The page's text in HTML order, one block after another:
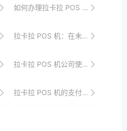
如何办理拉卡拉 POS 机，让生意收款无忧？有妙招
拉卡拉 POS 机：在未来物联网支付网络中的核心地位
拉卡拉 POS 机公司使用的费率方案选择
拉卡拉 POS 机的支付数据如何保护？